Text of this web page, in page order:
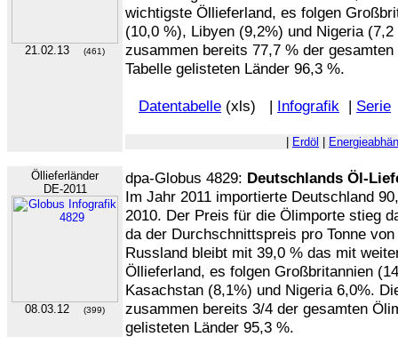
21.02.13 (461)
wichtigste Öllieferland, es folgen
(10,0 %), Libyen (9,2%) und Nigeria
zusammen bereits 77,7 % der
Tabelle gelisteten Länder 96,3 %.
Datentabelle (xls) | Infografik | Serie
Erdöl
Öllieferländer
DE-2011
08.03.12 (399)
dpa-Globus 4829: Deutschlands Öl-
Im Jahr 2011 importierte Deutschland
2010. Der Preis für die Ölimporte stieg
da der Durchschnittspreis pro Tonne
Russland bleibt mit 39,0 % das mit
Öllieferland, es folgen Großbritannien
Kasachstan (8,1%) und Nigeria 6,0%.
zusammen bereits 3/4 der gesamten
gelisteten Länder 95,3 %.